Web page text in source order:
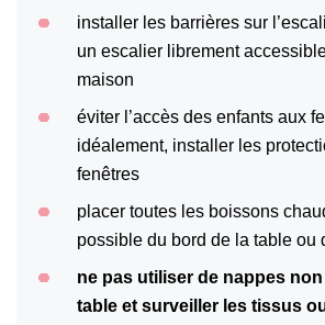
installer les barrières sur
un escalier librement
maison
éviter l’accès des enfants aux
idéalement, installer les
fenêtres
placer toutes les boissons
possible du bord de la table ou
ne pas utiliser de nappes
table et surveiller les tissus